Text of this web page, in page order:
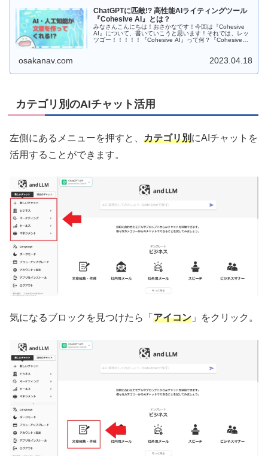
ChatGPTに匹敵!? 高性能AIライティングツール
『Cohesive AI』とは？
みなさんこんにちは！おさかなです！今回は『Cohesive
AI』について、書いていこうと思います！それでは、レッ
ツゴー！！！！！『Cohesive AI』って何？『Cohesive
osakanav.com 2023.04.18
カテゴリ別のAIチャット活用
左側にあるメニューを押すと、 カテゴリ別にAIチャットを
活用することができます。
気になるブロックを見つけたら「 アイコン 」をクリック。